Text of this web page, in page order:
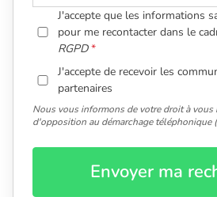
J'accepte que les informations
pour me recontacter dans le
RGPD
J'accepte de recevoir les
partenaires
Nous vous informons de votre droit à
d'opposition au démarchage téléphonique
Envoyer ma